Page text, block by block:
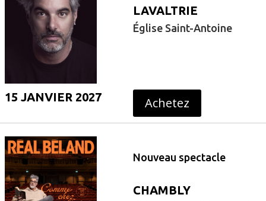
LAVALTRIE
Église Saint-Antoine
15 JANVIER 2027 Achetez
Nouveau spectacle
CHAMBLY